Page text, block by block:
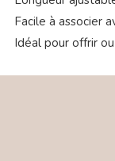
Facile à associer
Idéal pour offrir